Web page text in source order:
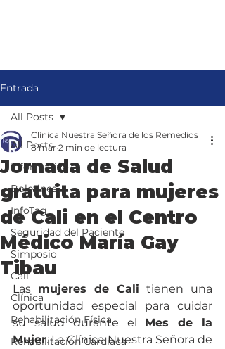
Entrada
All Posts
Informativo
Boletines
InfoTag
Seguridad del Paciente
Simposio
Cali
Clínica
Rehabilitación Física
Rehabilitación Cardíaca
All Posts
Jornada de Salud
gratuita para mujeres
de Cali en el Centro
Médico María Gay
Tibau
Clínica Nuestra Señora de los Remedios
8 mar 2 min de lectura
Las mujeres de Cali tienen una
oportunidad especial para cuidar
su salud durante el Mes de la
Mujer. La Clínica Nuestra Señora de